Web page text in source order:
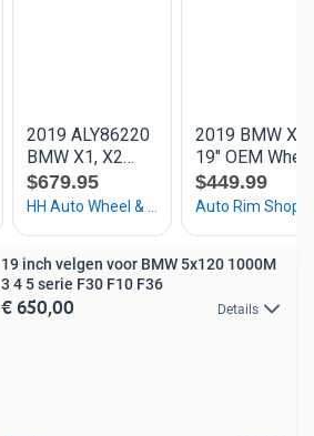
19 inch velgen voor BMW 5x120 1000M
3 4 5 serie F30 F10 F36
€ 650,00 Details